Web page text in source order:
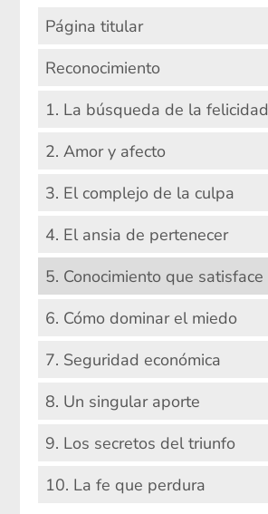
Página titular
Reconocimiento
1. La búsqueda de la felicidad
2. Amor y afecto
3. El complejo de la culpa
4. El ansia de pertenecer
5. Conocimiento que satisface
6. Cómo dominar el miedo
7. Seguridad económica
8. Un singular aporte
9. Los secretos del triunfo
10. La fe que perdura